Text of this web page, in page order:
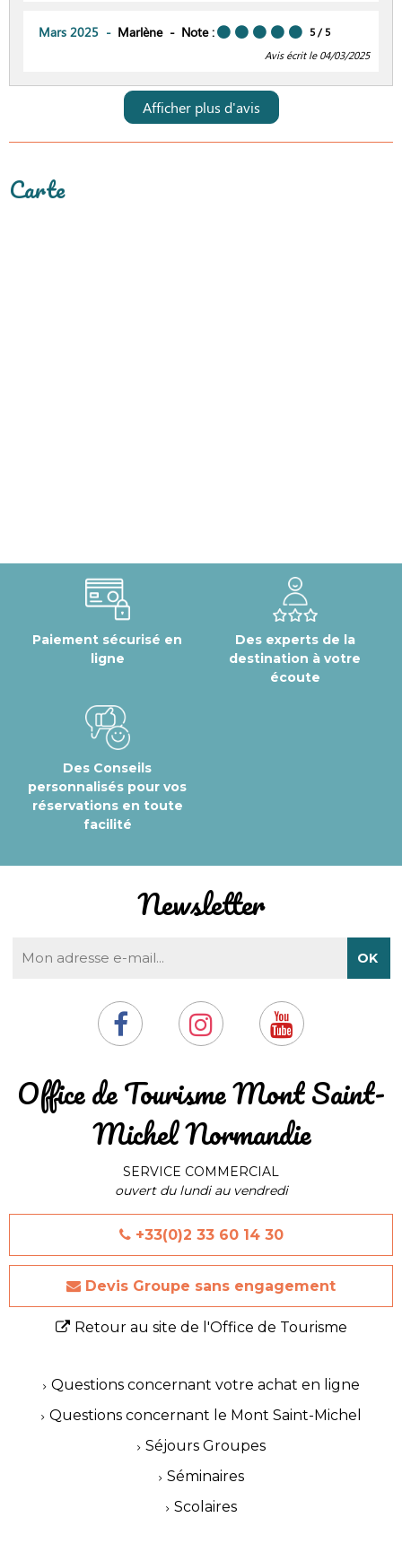
Mars 2025 Marlène Note : 5 / 5
Avis écrit le 04/03/2025
Afficher plus d'avis
Carte
Paiement sécurisé en
ligne
Des experts de la
destination à votre
écoute
Des Conseils
personnalisés pour vos
réservations en toute
facilité
​Office de Tourisme Mont Saint-
Michel Normandie
SERVICE COMMERCIAL
ouvert du lundi au vendredi
+33(0)2 33 60 14 30
Devis Groupe sans engagement
Retour au site de l'Office de Tourisme
Newsletter
Questions concernant votre achat en ligne
Questions concernant le Mont Saint-Michel
Séjours Groupes
Séminaires
Scolaires